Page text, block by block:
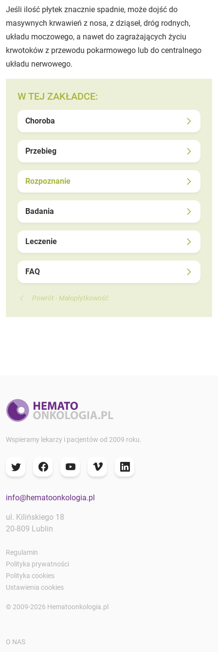
Jeśli ilość płytek znacznie spadnie, może dojść do
masywnych krwawień z nosa, z dziąseł, dróg rodnych,
układu moczowego, a nawet do zagrażających życiu
krwotoków z przewodu pokarmowego lub do centralnego
układu nerwowego.
W TEJ ZAKŁADCE:
Choroba
Przebieg
Rozpoznanie
Badania
Leczenie
FAQ
Powrót - Małopłytkowość
Wspieramy lekarzy i pacjentów od 2009 roku.
info@hematoonkologia.pl
ul. Kilińskiego 18
20-809 Lublin
Regulamin
Polityka prywatności
Polityka cookies
Ustawienia cookies
© 2009-2026 Hematoonkologia.pl
O NAS